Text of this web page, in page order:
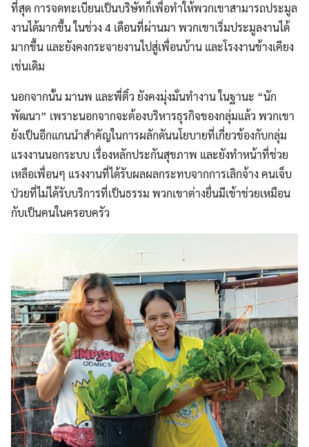
ที่สุด การจดทะเบียนเป็นบริษัทก็เพื่อทำให้พวกเขาสามารถประมูล
งานได้มากขึ้น ในช่วง 4 เดือนที่ผ่านมา พวกเขาเริ่มประมูลงานได้
มากขึ้น และยังคงกระจายงานไปสู่เพื่อนบ้าน และโรงงานข้างเคียง
เช่นเดิม
นอกจากนั้น มานพ และพี่ติ๋ว ยังคงมุ่งมั่นทำงาน ในฐานะ “นัก
พัฒนา” เพราะนอกจากจะต้องบริหารธุรกิจของกลุ่มแล้ว พวกเขา
ยังเป็นอีกแกนนำสำคัญในการผลักดันนโยบายที่เกี่ยวข้องกับกลุ่ม
แรงงานนอกระบบ เรื่องหลักประกันสุขภาพ และยังทำหน้าที่ช่วย
เหลือเพื่อนๆ แรงงานที่ได้รับผลผลกระทบจากการเลิกจ้าง คนเจ็บ
ป่วยที่ไม่ได้รับบริการที่เป็นธรรม พวกเขาต่างยื่นมีเข้าช่วยเหมือน
กับเป็นคนในครอบครัว